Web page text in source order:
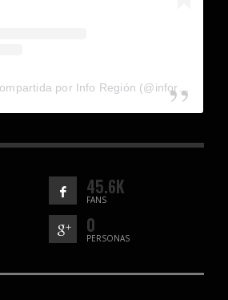
45.6K
FANS
0
PERSONAS